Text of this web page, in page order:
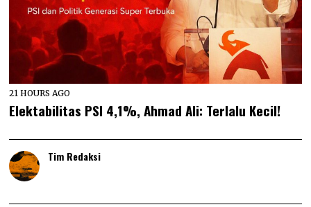
21 HOURS AGO
Elektabilitas PSI 4,1%, Ahmad Ali: Terlalu Kecil!
Tim Redaksi